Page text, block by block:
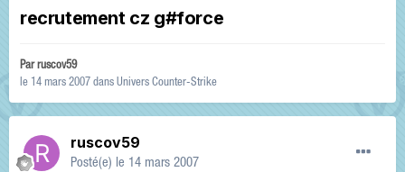
recrutement cz g#force
Parruscov59
le 14 mars 2007 dans Univers Counter-Strike
ruscov59
Posté(e) le 14 mars 2007